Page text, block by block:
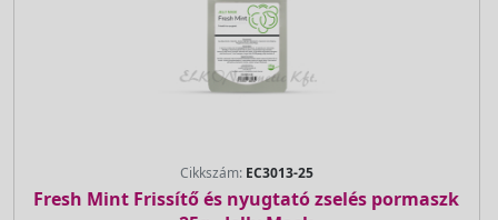
Cikkszám: EC3013-25
Fresh Mint Frissítő és nyugtató zselés pormaszk